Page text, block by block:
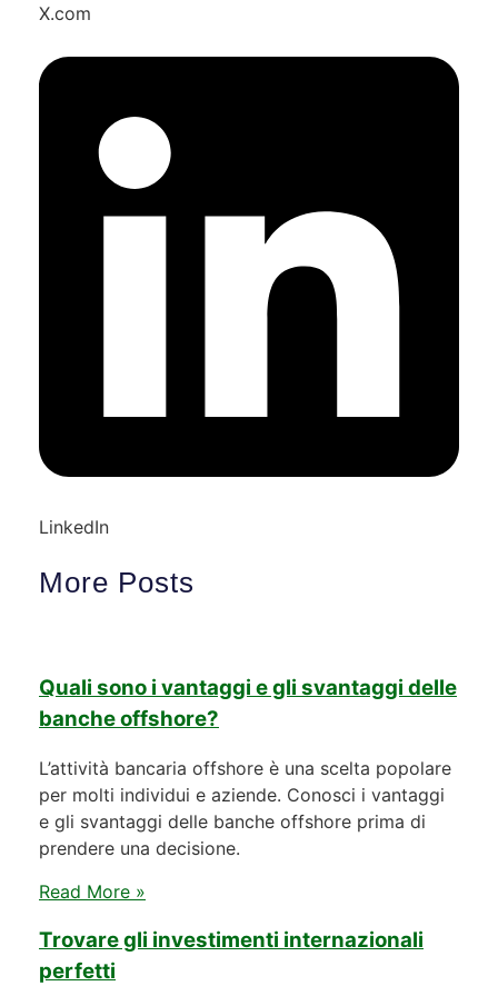
X.com
LinkedIn
More Posts
Quali sono i vantaggi e gli svantaggi delle
banche offshore?
L’attività bancaria offshore è una scelta popolare
per molti individui e aziende. Conosci i vantaggi
e gli svantaggi delle banche offshore prima di
prendere una decisione.
Read More »
Trovare gli investimenti internazionali
perfetti